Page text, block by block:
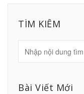
TÌM KIẾM
Bài Viết Mới